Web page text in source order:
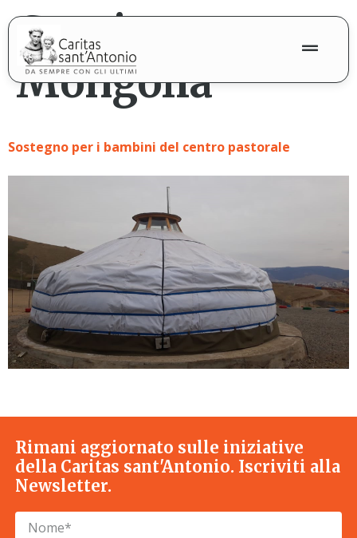
Continente:
Mongolia
Sostegno per i bambini del centro pastorale
Rimani aggiornato sulle iniziative
della Caritas sant'Antonio. Iscriviti alla
Newsletter.